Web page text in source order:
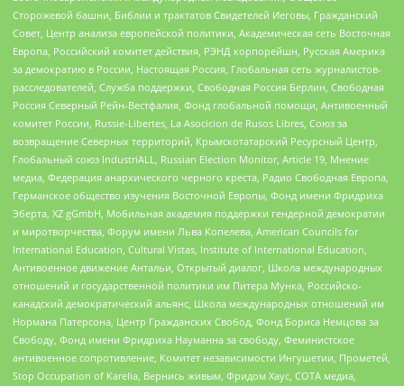
Сторожевой башни, Библии и трактатов Свидетелей Иеговы, Гражданский
Совет, Центр анализа европейской политики, Академическая сеть Восточная
Европа, Российский комитет действия, РЭНД корпорейшн, Русская Америка
за демократию в России, Настоящая Россия, Глобальная сеть журналистов-
расследователей, Служба поддержки, Свободная Россия Берлин, Свободная
Россия Северный Рейн-Вестфалия, Фонд глобальной помощи, Антивоенный
комитет России, Russie-Libertes, La Asocicion de Rusos Libres, Союз за
возвращение Северных территорий, Крымскотатарский Ресурсный Центр,
Глобальный союз IndustriALL, Russian Election Monitor, Article 19, Мнение
медиа, Федерация анархического черного креста, Радио Свободная Европа,
Германское общество изучения Восточной Европы, Фонд имени Фридриха
Эберта, XZ gGmbH, Мобильная академия поддержки гендерной демократии
и миротворчества, Форум имени Льва Копелева, American Councils for
International Education, Cultural Vistas, Institute of International Education,
Антивоенное движение Антальи, Открытый диалог, Школа международных
отношений и государственной политики им Питера Мунка, Российско-
канадский демократический альянс, Школа международных отношений им
Нормана Патерсона, Центр Гражданских Свобод, Фонд Бориса Немцова за
Свободу, Фонд имени Фридриха Науманна за свободу, Феминистское
антивоенное сопротивление, Комитет независимости Ингушетии, Прометей,
Stop Occupation of Karelia, Вернись живым, Фридом Хаус, СОТА медиа,